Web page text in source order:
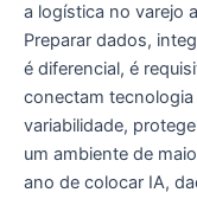
a logística no varejo
Preparar dados,
é diferencial, é
conectam
variabilidade,
um ambiente de
ano de colocar IA,